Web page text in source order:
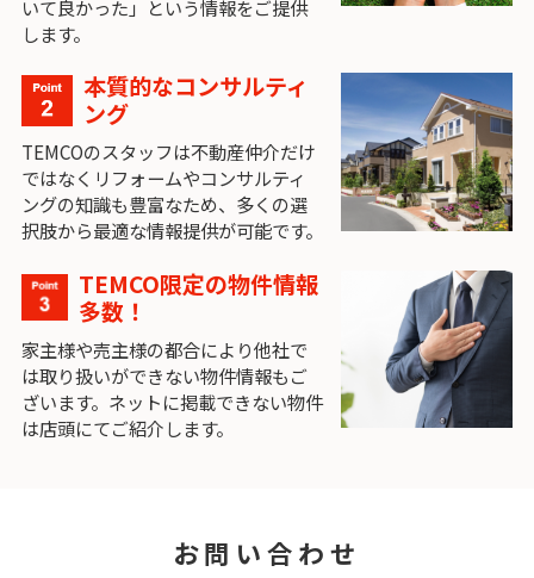
いて良かった」という情報をご提供
します。
本質的なコンサルティ
ング
TEMCOのスタッフは不動産仲介だけ
ではなくリフォームやコンサルティ
ングの知識も豊富なため、多くの選
択肢から最適な情報提供が可能です。
TEMCO限定の物件情報
多数！
家主様や売主様の都合により他社で
は取り扱いができない物件情報もご
ざいます。ネットに掲載できない物件
は店頭にてご紹介します。
お問い合わせ